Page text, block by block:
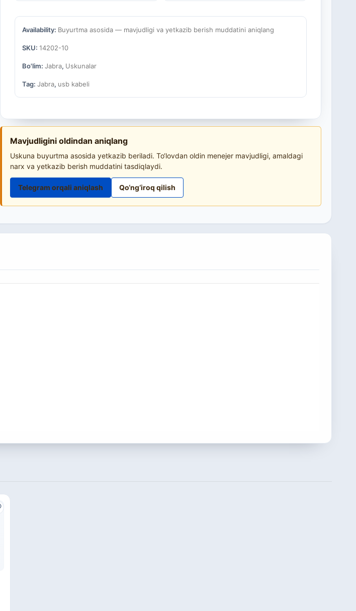
Availability: Buyurtma asosida — mavjudligi va yetkazib berish muddatini aniqlang
SKU:14202-10
Bo'lim:Jabra, Uskunalar
Tag:Jabra, usb kabeli
Mavjudligini oldindan aniqlang
Uskuna buyurtma asosida yetkazib beriladi. To‘lovdan oldin menejer mavjudligi, amaldagi
narx va yetkazib berish muddatini tasdiqlaydi.
Telegram orqali aniqlash Qo‘ng‘iroq qilish